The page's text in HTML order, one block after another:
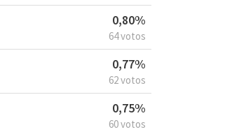
0,80%
64 votos
0,77%
62 votos
0,75%
60 votos